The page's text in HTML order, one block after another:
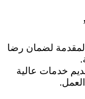
لضمان رضا
خدمات عالية